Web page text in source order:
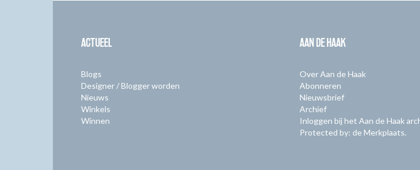
ACTUEEL
Blogs
Designer / Blogger worden
Nieuws
Winkels
Winnen
AAN DE HAAK
Over Aan de Haak
Abonneren
Nieuwsbrief
Archief
Inloggen bij het Aan de Haak
Protected by: de Merkplaats.